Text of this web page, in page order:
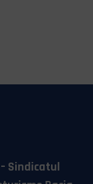
– Sindicatul